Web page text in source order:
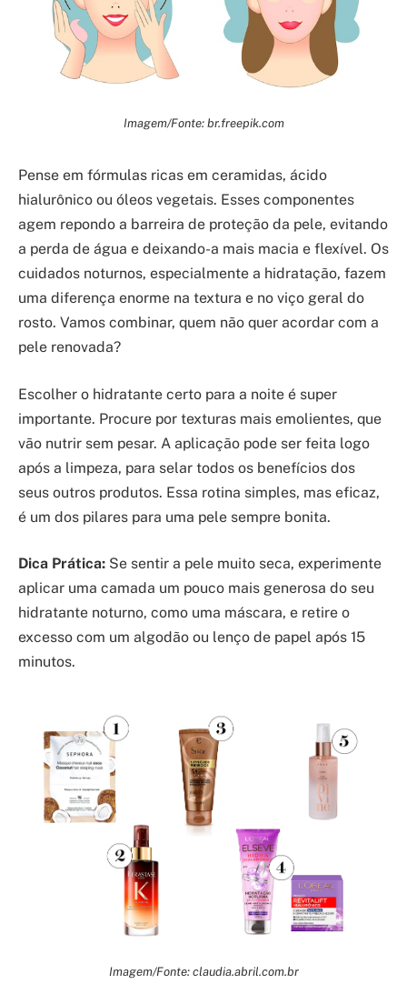
Imagem/Fonte: br.freepik.com
Pense em fórmulas ricas em ceramidas, ácido
hialurônico ou óleos vegetais. Esses componentes
agem repondo a barreira de proteção da pele, evitando
a perda de água e deixando-a mais macia e flexível. Os
cuidados noturnos, especialmente a hidratação, fazem
uma diferença enorme na textura e no viço geral do
rosto. Vamos combinar, quem não quer acordar com a
pele renovada?
Escolher o hidratante certo para a noite é super
importante. Procure por texturas mais emolientes, que
vão nutrir sem pesar. A aplicação pode ser feita logo
após a limpeza, para selar todos os benefícios dos
seus outros produtos. Essa rotina simples, mas eficaz,
é um dos pilares para uma pele sempre bonita.
Dica Prática: Se sentir a pele muito seca, experimente
aplicar uma camada um pouco mais generosa do seu
hidratante noturno, como uma máscara, e retire o
excesso com um algodão ou lenço de papel após 15
minutos.
Imagem/Fonte: claudia.abril.com.br